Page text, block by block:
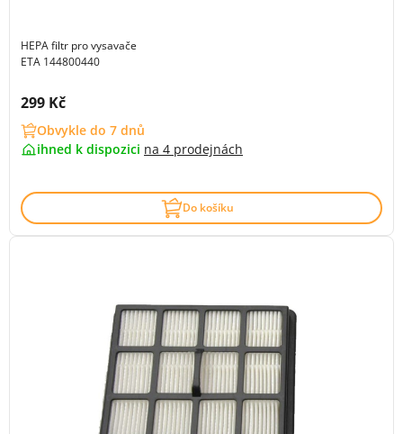
HEPA filtr pro vysavače
ETA 144800440
Cena s DPH:
299 Kč
Obvykle do 7 dnů
ihned k dispozici na 4 prodejnách
Do košíku